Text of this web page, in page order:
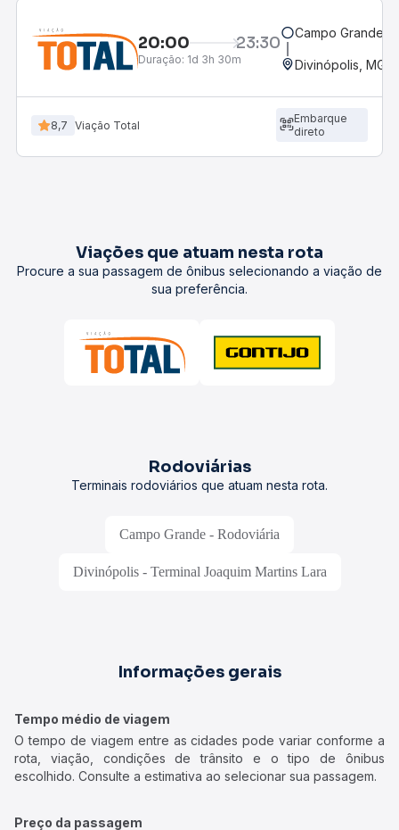
20:00 23:30
Duração: 1d 3h 30m
Campo Grande,
Divinópolis, MG -
8,7 Viação Total
Embarque
direto
Viações que atuam nesta rota
Procure a sua passagem de ônibus selecionando a viação de
sua preferência.
Rodoviárias
Terminais rodoviários que atuam nesta rota.
Campo Grande - Rodoviária
Divinópolis - Terminal Joaquim Martins Lara
Informações gerais
Tempo médio de viagem
O tempo de viagem entre as cidades pode variar conforme a
rota, viação, condições de trânsito e o tipo de ônibus
escolhido. Consulte a estimativa ao selecionar sua passagem.
Preço da passagem